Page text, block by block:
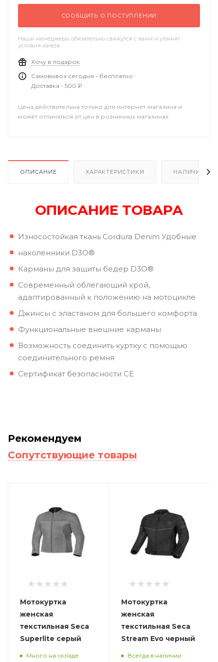
СООБЩИТЬ О ПОСТУПЛЕНИИ
Наши менеджеры обязательно свяжутся с вами и уточнят
условия заказа
Хочу в подарок
Самовывоз сегодня - бесплатно
Доставка - 500 ₽
Цена действительна только для интернет-магазина и
может отличаться от цен в розничных магазинах
ОПИСАНИЕ ХАРАКТЕРИСТИКИ НАЛИЧИЕ В
ОПИСАНИЕ ТОВАРА
Износостойкая ткань Cordura Denim Удобные
наколенники D3O®
Карманы для защиты бедер D3O®
Современный облегающий крой,
адаптированный к положению на мотоцикле
Джинсы с эластаном для большего комфорта
Функциональные внешние карманы
Возможность соединить куртку с помощью
соединительного ремня
Сертификат безопасности CE
Рекомендуем
Сопутствующие товары
Мотокуртка
женская
текстильная Seca
Superlite серый
Много на складе
Мотокуртка
женская
текстильная Seca
Stream Evo черный
Всегда в наличии